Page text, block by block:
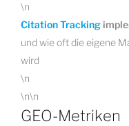
\n
Citation Tracking
und wie oft die eigene
wird
\n
\n\n
GEO-Metriken